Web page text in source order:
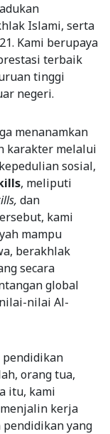
Islami, serta
Kami berupaya
terbaik
tinggi
negeri.
menanamkan
karakter melalui
sosial,
, meliputi
dan
kami
mampu
berakhlak
secara
global
nilai Al-
pendidikan
orang tua,
itu, kami
kerja
yang